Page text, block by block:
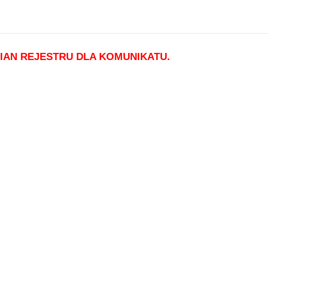
REJESTRU DLA KOMUNIKATU.